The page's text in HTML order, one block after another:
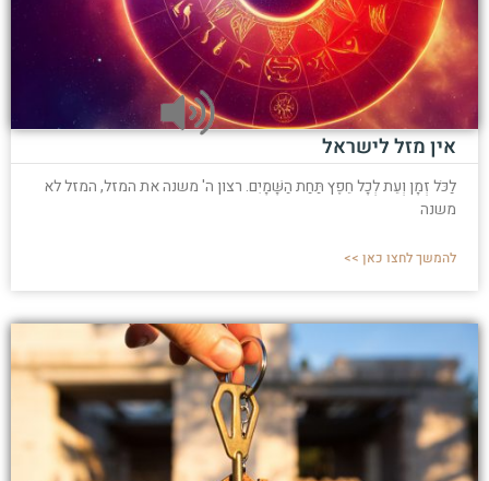
אין מזל לישראל
לַכֹּל זְמָן וְעֵת לְכָל חֵפֶץ תַּחַת הַשָּׁמָיִם. רצון ה' משנה את המזל, המזל לא
משנה
להמשך לחצו כאן >>